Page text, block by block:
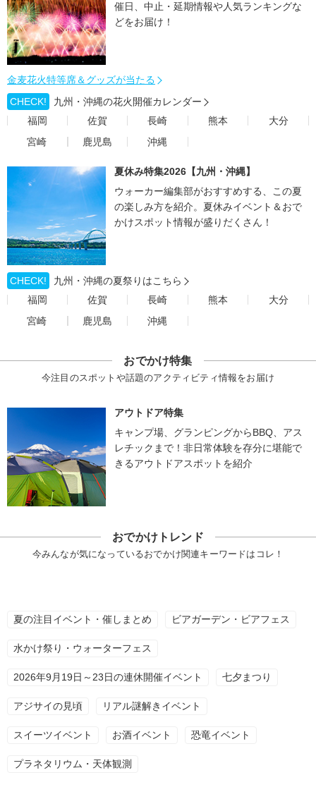
催日、中止・延期情報や人気ランキングな
どをお届け！
金麦花火特等席＆グッズが当たる
CHECK!
九州・沖縄の花火開催カレンダー
福岡
佐賀 長崎 熊本
大分
宮崎
鹿児島 沖縄
夏休み特集2026【九州・沖縄】
ウォーカー編集部がおすすめする、この夏
の楽しみ方を紹介。夏休みイベント＆おで
かけスポット情報が盛りだくさん！
CHECK!
九州・沖縄の夏祭りはこちら
福岡
佐賀 長崎 熊本
大分
宮崎
鹿児島 沖縄
おでかけ特集
今注目のスポットや話題のアクティビティ情報をお届け
アウトドア特集
キャンプ場、グランピングからBBQ、アス
レチックまで！非日常体験を存分に堪能で
きるアウトドアスポットを紹介
おでかけトレンド
今みんなが気になっているおでかけ関連キーワードはコレ！
夏の注目イベント・催しまとめ ビアガーデン・ビアフェス
水かけ祭り・ウォーターフェス
2026年9月19日～23日の連休開催イベント 七夕まつり
アジサイの見頃 リアル謎解きイベント
スイーツイベント お酒イベント 恐竜イベント
プラネタリウム・天体観測